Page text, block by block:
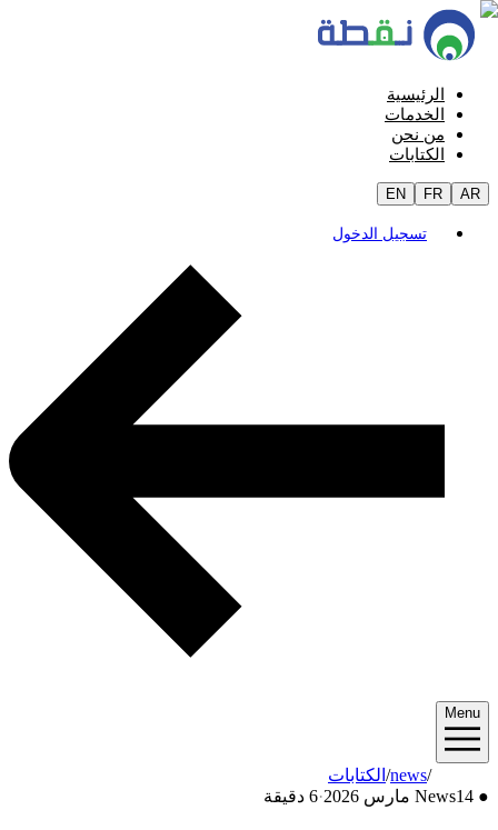
الرئيسية
الخدمات
من نحن
الكتابات
EN FR AR
تسجيل الدخول
Menu
الكتابات/news
●
News14 مارس 2026 ·6 دقيقة